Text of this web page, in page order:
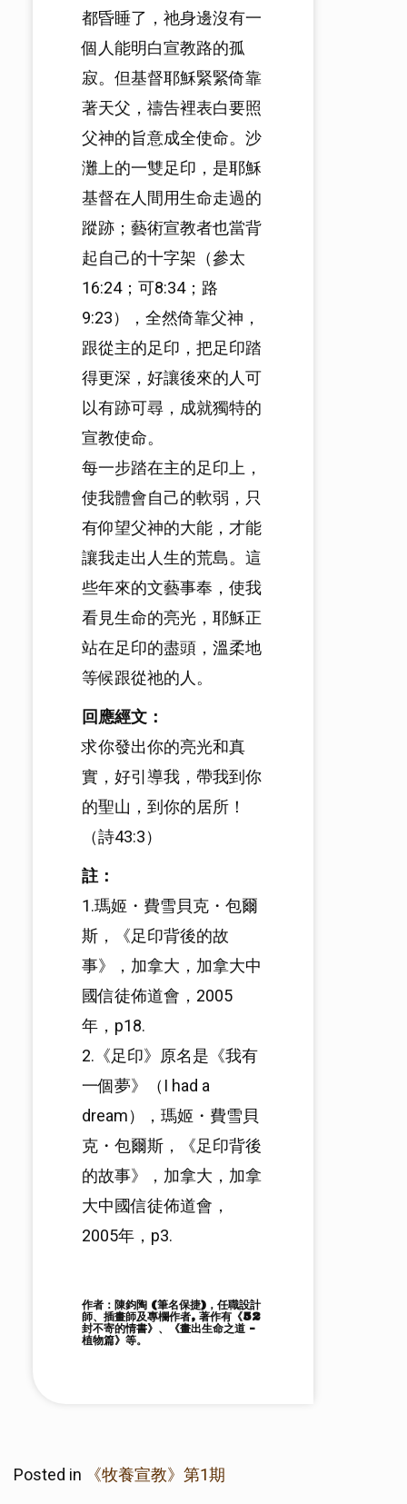
都昏睡了，祂身邊沒有一
個人能明白宣教路的孤
寂。但基督耶穌緊緊倚靠
著天父，禱告裡表白要照
父神的旨意成全使命。沙
灘上的一雙足印，是耶穌
基督在人間用生命走過的
蹤跡；藝術宣教者也當背
起自己的十字架（參太
16:24；可8:34；路
9:23），全然倚靠父神，
跟從主的足印，把足印踏
得更深，好讓後來的人可
以有跡可尋，成就獨特的
宣教使命。
每一步踏在主的足印上，
使我體會自己的軟弱，只
有仰望父神的大能，才能
讓我走出人生的荒島。這
些年來的文藝事奉，使我
看見生命的亮光，耶穌正
站在足印的盡頭，溫柔地
等候跟從祂的人。
回應經文：
求你發出你的亮光和真
實，好引導我，帶我到你
的聖山，到你的居所！
（詩43:3）
註：
1.瑪姬・費雪貝克・包爾
斯，《足印背後的故
事》，加拿大，加拿大中
國信徒佈道會，2005
年，p18.
2.《足印》原名是《我有
一個夢》（I had a
dream），瑪姬・費雪貝
克・包爾斯，《足印背後
的故事》，加拿大，加拿
大中國信徒佈道會，
2005年，p3.
作者：陳鈞陶 (筆名保捷)，任職設計
師、插畫師及專欄作者, 著作有《52
封不寄的情書》、《畫出生命之道 –
植物篇》等。
Posted in 《牧養宣教》第1期